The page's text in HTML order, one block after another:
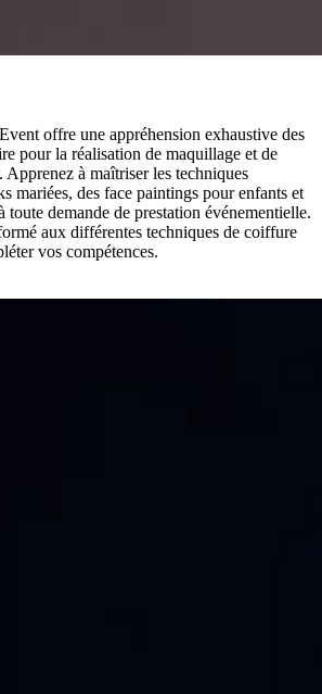
offre une appréhension exhaustive des
pour la réalisation de maquillage et de
à maîtriser les techniques
mariées, des face paintings pour enfants et
toute demande de prestation événementielle.
aux différentes techniques de coiffure
vos compétences.